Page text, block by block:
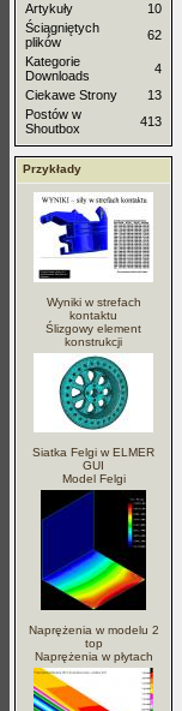
Artykuły
10
Ściągniętych
plików
62
Kategorie
Downloads
4
Ciekawe Strony
13
Postów w
Shoutbox
413
Przykłady
Wyniki w strefach
kontaktu
Ślizgowy element
konstrukcji
Siatka Felgi w ELMER
GUI
Model Felgi
Naprężenia w modelu 2
top
Naprężenia w płytach